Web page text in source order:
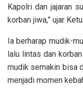
Kapolri dan jajaran
korban jiwa,” ujar
Ia berharap mudik-
lalu lintas dan
mudik semakin bisa
menjadi momen